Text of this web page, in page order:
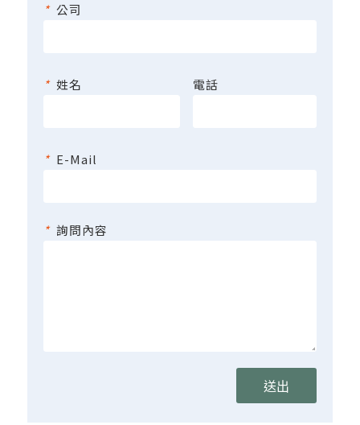
* 公司
* 姓名 電話
* E-Mail
* 詢問內容